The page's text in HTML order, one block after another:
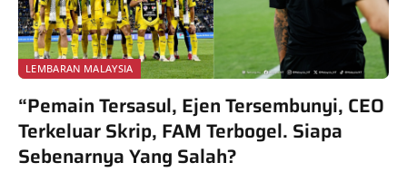
LEMBARAN MALAYSIA
“Pemain Tersasul, Ejen Tersembunyi, CEO
Terkeluar Skrip, FAM Terbogel. Siapa
Sebenarnya Yang Salah?